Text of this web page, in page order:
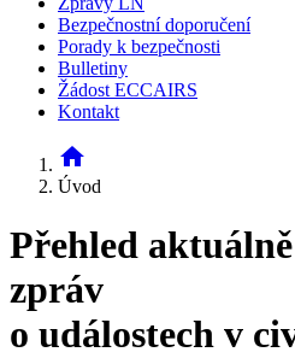
Bezpečnostní doporučení
Porady k bezpečnosti
Bulletiny
Žádost ECCAIRS
Kontakt
home
Úvod
Přehled
zpráv
o událostech v